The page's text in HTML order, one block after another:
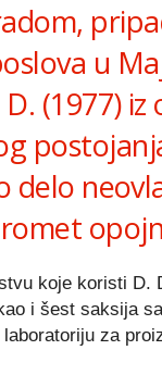
u
(1977)
delo
koje koristi D.
i šest saksija
za